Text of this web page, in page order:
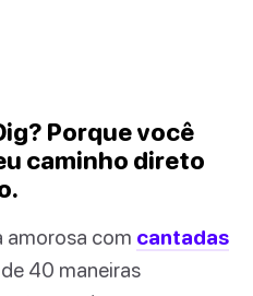
Porque você
caminho direto
amorosa com cantadas
40 maneiras